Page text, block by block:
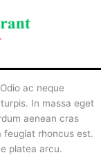
ac neque
In massa eget
aenean cras
feugiat rhoncus est.
platea arcu.